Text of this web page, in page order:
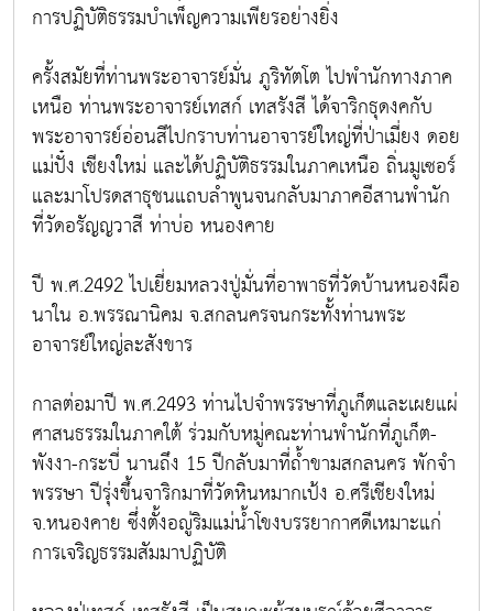
การปฏิบัติธรรมบำเพ็ญความเพียรอย่างยิ่ง
ครั้งสมัยที่ท่านพระอาจารย์มั่น ภูริทัตโต ไปพำนักทางภาค
เหนือ ท่านพระอาจารย์เทสก์ เทสรังสี ได้จาริกธุดงคกับ
พระอาจารย์อ่อนสีไปกราบท่านอาจารย์ใหญ่ที่ป่าเมี่ยง ดอย
แม่ปั๋ง เชียงใหม่ และได้ปฏิบัติธรรมในภาคเหนือ ถิ่นมูเซอร์
และมาโปรดสาธุชนแถบลำพูนจนกลับมาภาคอีสานพำนัก
ที่วัดอรัญญวาสี ท่าบ่อ หนองคาย
ปี พ.ศ.2492 ไปเยี่ยมหลวงปู่มั่นที่อาพาธที่วัดบ้านหนองผือ
นาใน อ.พรรณานิคม จ.สกลนครจนกระทั้งท่านพระ
อาจารย์ใหญ่ละสังขาร
กาลต่อมาปี พ.ศ.2493 ท่านไปจำพรรษาที่ภูเก็ตและเผยแผ่
ศาสนธรรมในภาคใต้ ร่วมกับหมู่คณะท่านพำนักที่ภูเก็ต-
พังงา-กระบี่ นานถึง 15 ปีกลับมาที่ถ้ำขามสกลนคร พักจำ
พรรษา ปีรุ่งขึ้นจาริกมาที่วัดหินหมากเป้ง อ.ศรีเชียงใหม่
จ.หนองคาย ซึ่งตั้งอญู่ริมแม่น้ำโขงบรรยากาศดีเหมาะแก่
การเจริญธรรมสัมมาปฏิบัติ